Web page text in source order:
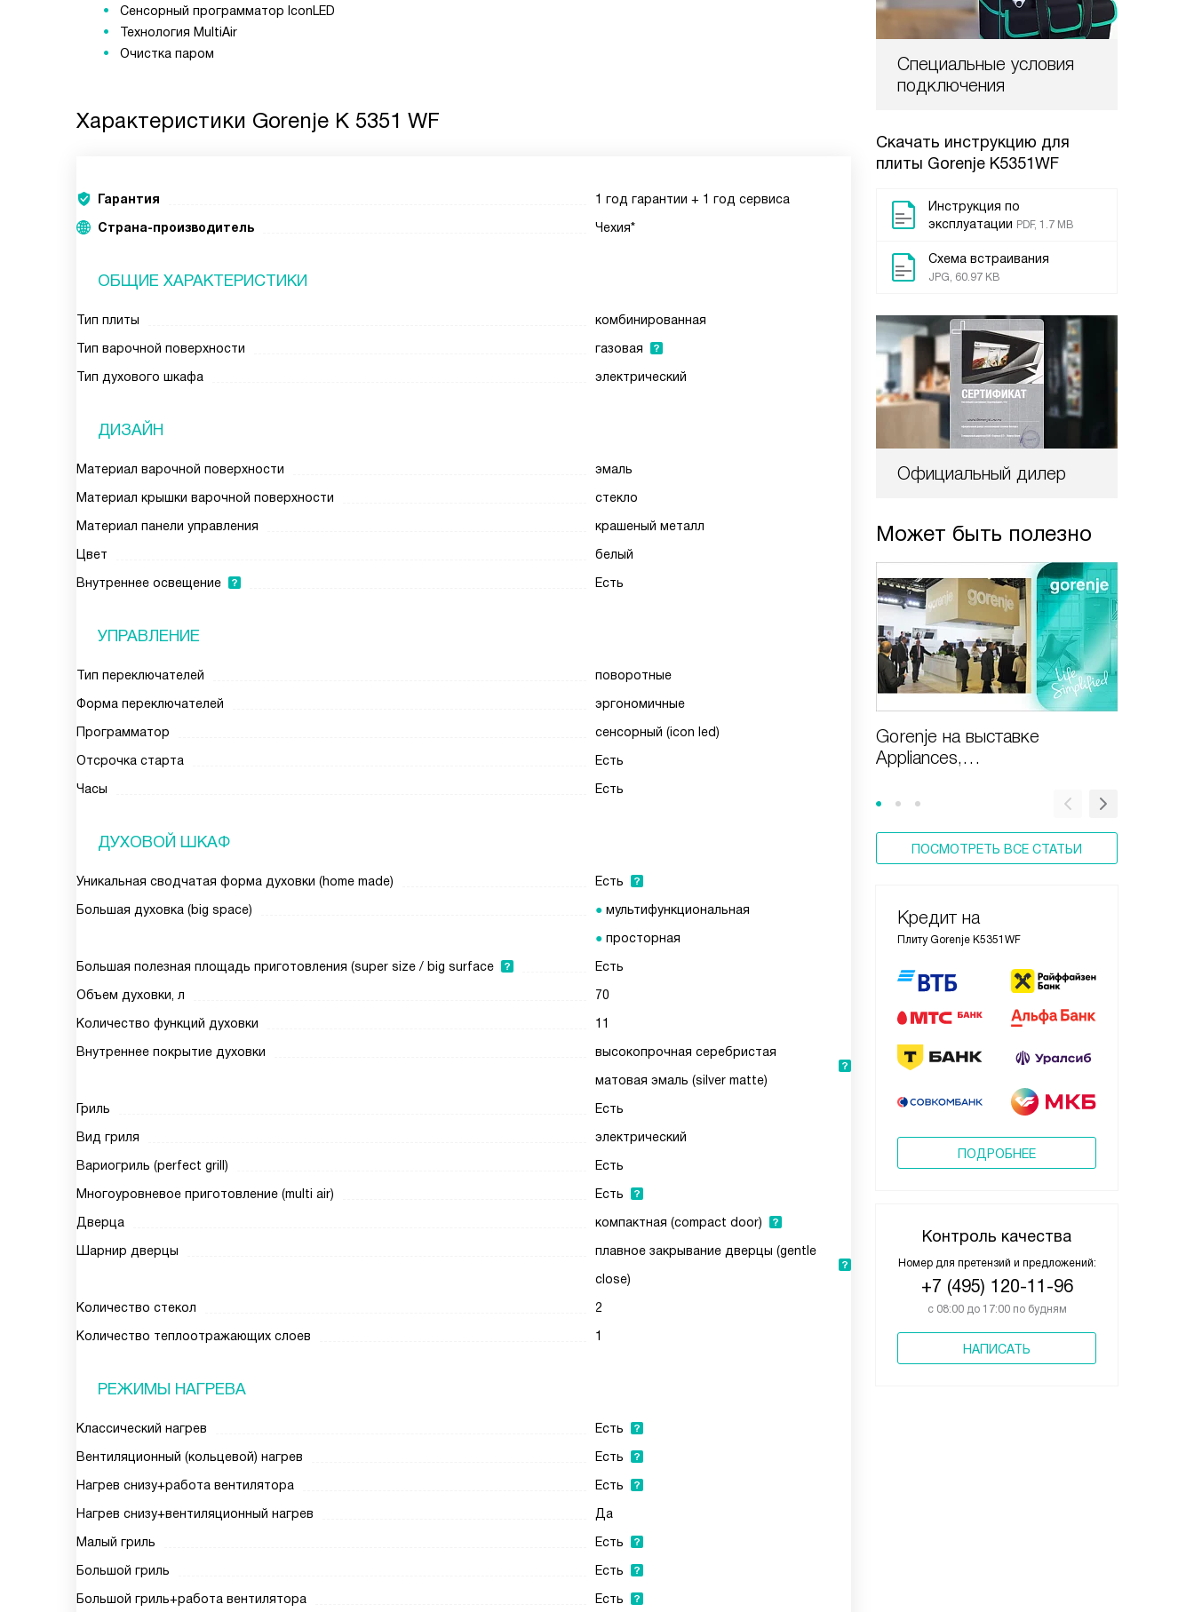
Специальные условия
подключения
Скачать инструкцию для
плиты Gorenje K5351WF
Инструкция по
эксплуатации PDF, 1.7 MB
Схема встраивания
JPG, 60.97 KB
Официальный дилер
Может быть полезно
Gorenje на выставке
Appliances,
ПОСМОТРЕТЬ ВСЕ СТАТЬИ
Кредит на
Плиту Gorenje K5351WF
ПОДРОБНЕЕ
Контроль качества
Номер для претензий и предложений:
+7 (495) 120-11-96
с 08:00 до 17:00 по будням
НАПИСАТЬ
Сенсорный программатор IconLED
Технология MultiAir
Очистка паром
Характеристики Gorenje K 5351 WF
Гарантия
1 год гарантии + 1 год сервиса
Страна-производитель
Чехия*
ОБЩИЕ ХАРАКТЕРИСТИКИ
Тип плиты
комбинированная
Тип варочной поверхности
газовая
Тип духового шкафа
электрический
ДИЗАЙН
Материал варочной поверхности
эмаль
Материал крышки варочной поверхности
стекло
Материал панели управления
крашеный металл
Цвет
белый
Внутреннее освещение
Есть
УПРАВЛЕНИЕ
Тип переключателей
поворотные
Форма переключателей
эргономичные
Программатор
сенсорный (icon led)
Отсрочка старта
Есть
Часы
Есть
ДУХОВОЙ ШКАФ
Уникальная сводчатая форма духовки (home made)
Есть
Большая духовка (big space)
мультифункциональная
просторная
Большая полезная площадь приготовления (super size / big surface
Есть
Объем духовки, л
70
Количество функций духовки
11
Внутреннее покрытие духовки
высокопрочная серебристая
матовая эмаль (silver matte)
Гриль
Есть
Вид гриля
электрический
Вариогриль (perfect grill)
Есть
Многоуровневое приготовление (multi air)
Есть
Дверца
компактная (compact door)
Шарнир дверцы
плавное закрывание дверцы (gentle
close)
Количество стекол
2
Количество теплоотражающих слоев
1
РЕЖИМЫ НАГРЕВА
Классический нагрев
Есть
Вентиляционный (кольцевой) нагрев
Есть
Нагрев снизу+работа вентилятора
Есть
Нагрев снизу+вентиляционный нагрев
Да
Малый гриль
Есть
Большой гриль
Есть
Большой гриль+работа вентилятора
Есть